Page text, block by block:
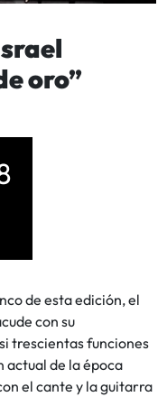
oro”
de esta edición, el
con su
trescientas funciones
actual de la época
el cante y la guitarra